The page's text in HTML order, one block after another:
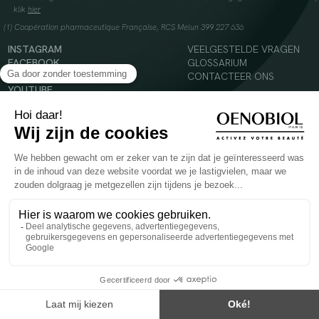
klik hier
(1) Coopération pharmaceutique Française, RCS Melun 399 227 636
INSTAGRAM
FACEBOOK
TIKTOK
YOUTUBE
VEELGESTELDE VRAGEN
GLOSSARIUM
CONTACTEER ONS
Voedingssupplement dat moet worden geconsumeerd als onderdeel van een gevarieerde,
evenwichtige voeding en een gezonde levensstijl. Aanbevolen dagelijkse dosis niet
overschrijden. Enkel voor volwassenen, buiten het bereik van kinderen houden.